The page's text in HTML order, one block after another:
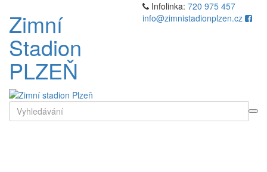
Zimní
Stadion
PLZEŇ
Infolinka: 720 975 457
info@zimnistadionplzen.cz
k
obsahu
webu
Search
for